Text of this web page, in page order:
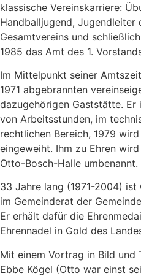
klassische Vereinskarriere:
Handballjugend, Jugendleiter
Gesamtvereins und
1985 das Amt des 1.
Im Mittelpunkt seiner
1971 abgebrannten
dazugehörigen Gaststätte.
von Arbeitsstunden, im
rechtlichen Bereich, 1979
eingeweiht. Ihm zu Ehren
Otto-Bosch-Halle umbenannt.
33 Jahre lang (1971-2004)
im Gemeinderat der
Er erhält dafür die
Ehrennadel in Gold des
Mit einem Vortrag in Bild und
Ebbe Kögel (Otto war einst